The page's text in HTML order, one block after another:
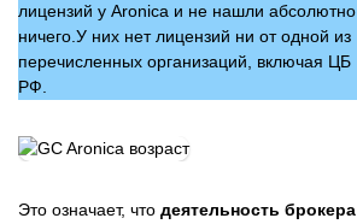
лицензий у Aronica и не нашли абсолютно
ничего.У них нет лицензий ни от одной из
перечисленных организаций, включая ЦБ
РФ.
Это означает, что деятельность брокера